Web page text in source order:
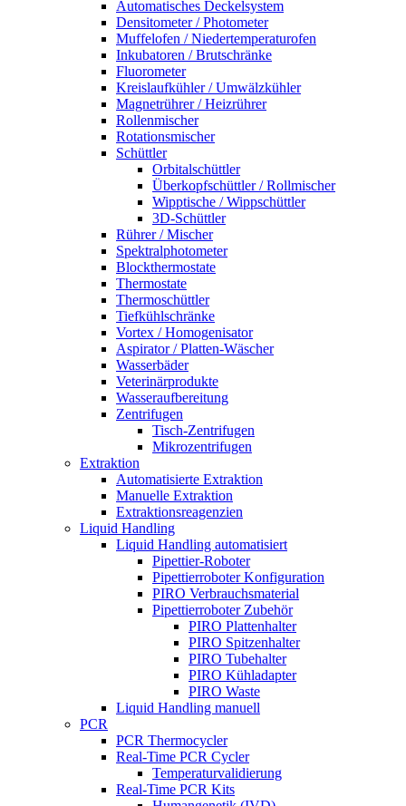
Automatisches Deckelsystem
Densitometer / Photometer
Muffelofen / Niedertemperaturofen
Inkubatoren / Brutschränke
Fluorometer
Kreislaufkühler / Umwälzkühler
Magnetrührer / Heizrührer
Rollenmischer
Rotationsmischer
Schüttler
Orbitalschüttler
Überkopfschüttler / Rollmischer
Wipptische / Wippschüttler
3D-Schüttler
Rührer / Mischer
Spektralphotometer
Blockthermostate
Thermostate
Thermoschüttler
Tiefkühlschränke
Vortex / Homogenisator
Aspirator / Platten-Wäscher
Wasserbäder
Veterinärprodukte
Wasseraufbereitung
Zentrifugen
Tisch-Zentrifugen
Mikrozentrifugen
Extraktion
Automatisierte Extraktion
Manuelle Extraktion
Extraktionsreagenzien
Liquid Handling
Liquid Handling automatisiert
Pipettier-Roboter
Pipettierroboter Konfiguration
PIRO Verbrauchsmaterial
Pipettierroboter Zubehör
PIRO Plattenhalter
PIRO Spitzenhalter
PIRO Tubehalter
PIRO Kühladapter
PIRO Waste
Liquid Handling manuell
PCR
PCR Thermocycler
Real-Time PCR Cycler
Temperaturvalidierung
Real-Time PCR Kits